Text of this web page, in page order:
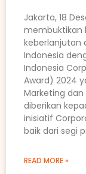
Jakarta, 18
membuktikan
keberlanjutan
Indonesia
Indonesia
Award) 2024
Marketing dan
diberikan
inisiatif
baik dari segi
READ MORE »